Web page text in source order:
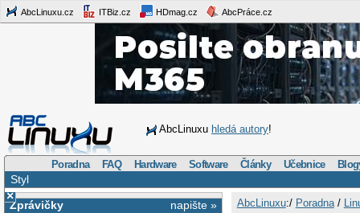
AbcLinuxu.cz ITBiz.cz HDmag.cz AbcPráce.cz
AbcLinuxu hledá autory!
Poradna FAQ Hardware Software Články Učebnice
Styl
×
napište »
Zprávičky
AbcLinuxu:/ Poradna/